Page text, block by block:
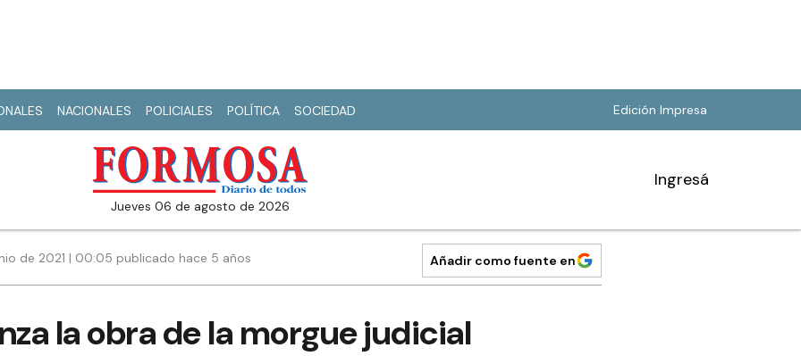
NACIONALES POLICIALES POLÍTICA SOCIEDAD Edición Impresa
jueves 06 de agosto de 2026
Ingresá
de 2021 | 00:05 publicado hace 5 años Añadir como fuente en
la obra de la morgue judicial